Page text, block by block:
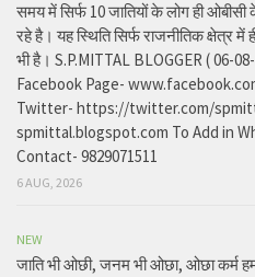
समय में सिर्फ 10 जातियों के लोग ही
रहे है। यह स्थिति सिर्फ राजनीतिक क्षेत्र में
भी है। S.P.MITTAL BLOGGER ( 06-
Facebook Page-
Twitter- https://twitter.com/
spmittal.blogspot.com To Add in
Contact- 9829071511
6 AUG, 2026
NEW
जाति भी ओछी, जनम भी ओछा, ओछा कर्म